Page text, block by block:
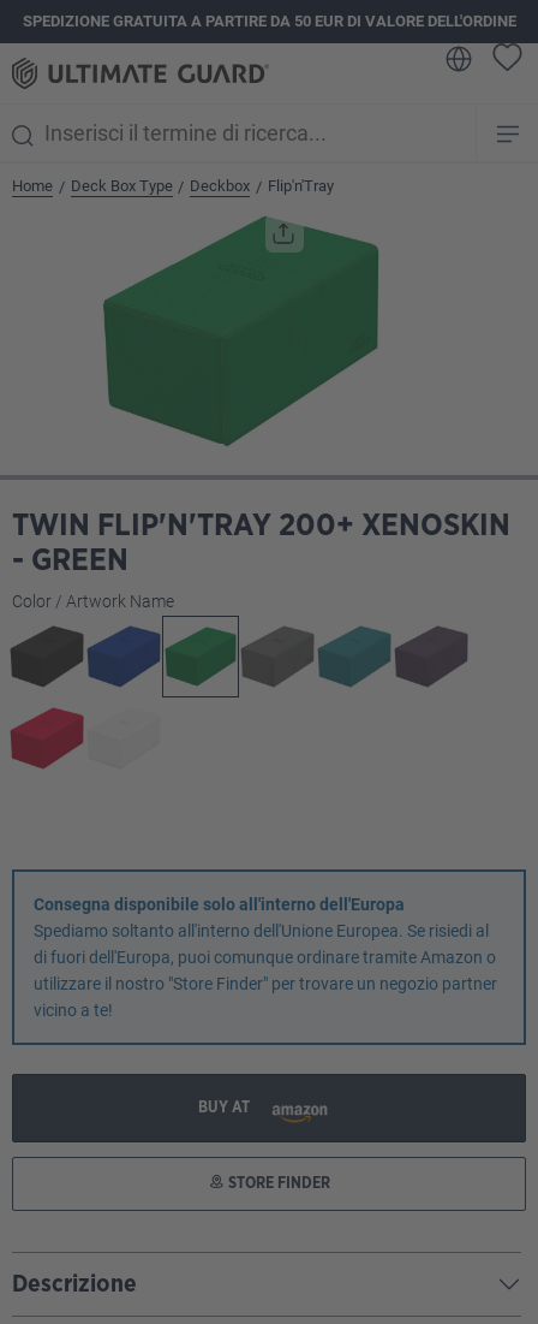
principale
SPEDIZIONE GRATUITA A PARTIRE DA 50 EUR DI VALORE DELL'ORDINE
Home / Deck Box Type / Deckbox / Flip'n'Tray
TWIN FLIP'N'TRAY 200+ XENOSKIN
- GREEN
Seleziona
Color / Artwork Name
Consegna disponibile solo all'interno dell'Europa
Spediamo soltanto all'interno dell'Unione Europea. Se risiedi al
di fuori dell'Europa, puoi comunque ordinare tramite Amazon o
utilizzare il nostro "Store Finder" per trovare un negozio partner
vicino a te!
BUY AT
STORE FINDER
Descrizione